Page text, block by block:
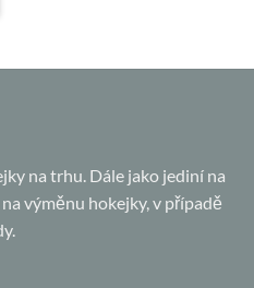
na trhu. Dále jako jediní na
výměnu hokejky, v případě